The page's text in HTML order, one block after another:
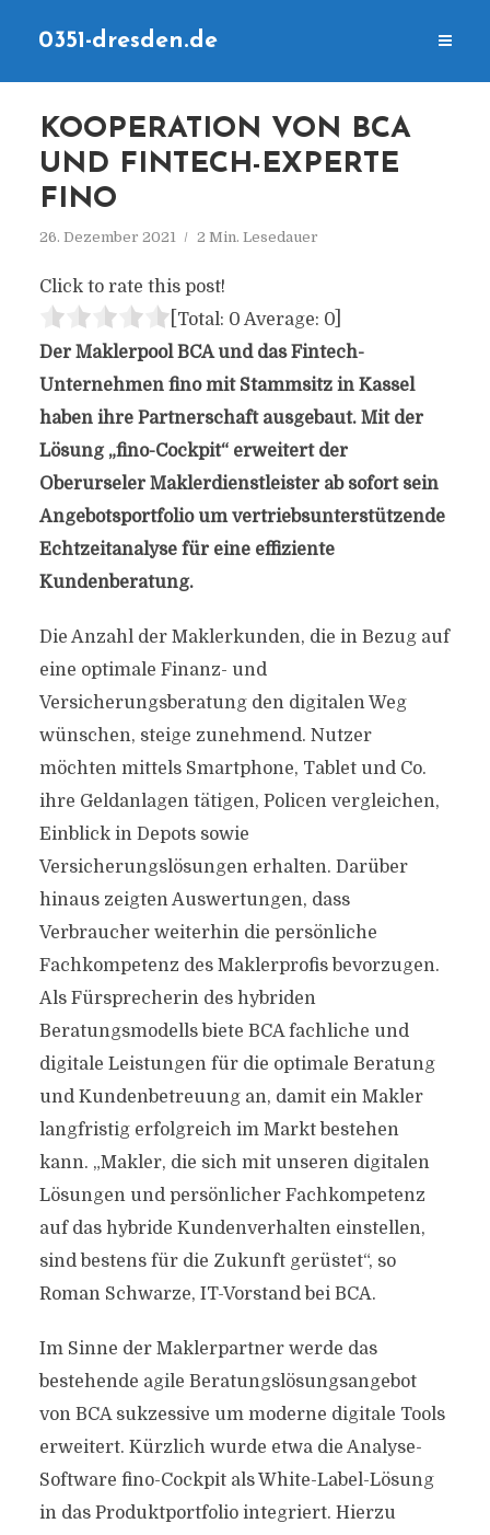
0351-dresden.de
KOOPERATION VON BCA
UND FINTECH-EXPERTE
FINO
26. Dezember 2021 2 Min. Lesedauer
Click to rate this post!
[Total: 0 Average: 0]
Der Maklerpool BCA und das Fintech-
Unternehmen fino mit Stammsitz in Kassel
haben ihre Partnerschaft ausgebaut. Mit der
Lösung „fino-Cockpit“ erweitert der
Oberurseler Maklerdienstleister ab sofort sein
Angebotsportfolio um vertriebsunterstützende
Echtzeitanalyse für eine effiziente
Kundenberatung.
Die Anzahl der Maklerkunden, die in Bezug auf
eine optimale Finanz- und
Versicherungsberatung den digitalen Weg
wünschen, steige zunehmend. Nutzer
möchten mittels Smartphone, Tablet und Co.
ihre Geldanlagen tätigen, Policen vergleichen,
Einblick in Depots sowie
Versicherungslösungen erhalten. Darüber
hinaus zeigten Auswertungen, dass
Verbraucher weiterhin die persönliche
Fachkompetenz des Maklerprofis bevorzugen.
Als Fürsprecherin des hybriden
Beratungsmodells biete BCA fachliche und
digitale Leistungen für die optimale Beratung
und Kundenbetreuung an, damit ein Makler
langfristig erfolgreich im Markt bestehen
kann. „Makler, die sich mit unseren digitalen
Lösungen und persönlicher Fachkompetenz
auf das hybride Kundenverhalten einstellen,
sind bestens für die Zukunft gerüstet“, so
Roman Schwarze, IT-Vorstand bei BCA.
Im Sinne der Maklerpartner werde das
bestehende agile Beratungslösungsangebot
von BCA sukzessive um moderne digitale Tools
erweitert. Kürzlich wurde etwa die Analyse-
Software fino-Cockpit als White-Label-Lösung
in das Produktportfolio integriert. Hierzu